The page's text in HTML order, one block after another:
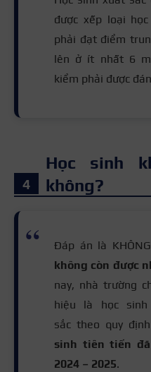
được xếp loại
phải đạt điểm
lên ở ít nhất 6
kiểm phải được
Học sinh
không?
Đáp án là
không còn được
nay, nhà trường
hiệu là học
sắc theo quy
sinh tiên tiến
2024 – 2025.